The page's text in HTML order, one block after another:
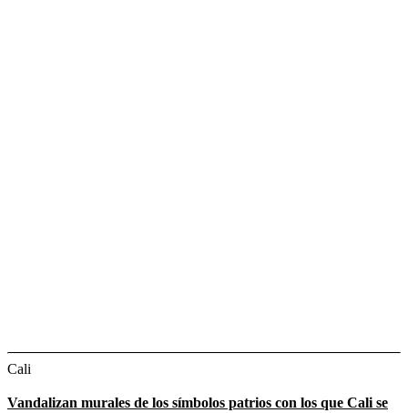
Cali
Vandalizan murales de los símbolos patrios con los que Cali se